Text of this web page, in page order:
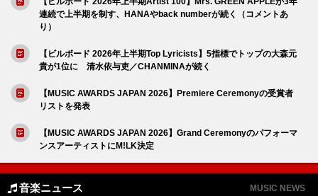
連続で上半期を制す、HANAやback numberが続く（コメントあ
り）
【ビルボード 2026年上半期Top Lyricists】5指標でトップの大森元
貴が1位に 清水依与吏／CHANMINAが続く
【MUSIC AWARDS JAPAN 2026】Premiere Ceremonyの受賞者
リストを発表
【MUSIC AWARDS JAPAN 2026】Grand Ceremonyのパフォーマ
ンスアーティストにM!LK決定
音楽ニュース MUSIC NEWS